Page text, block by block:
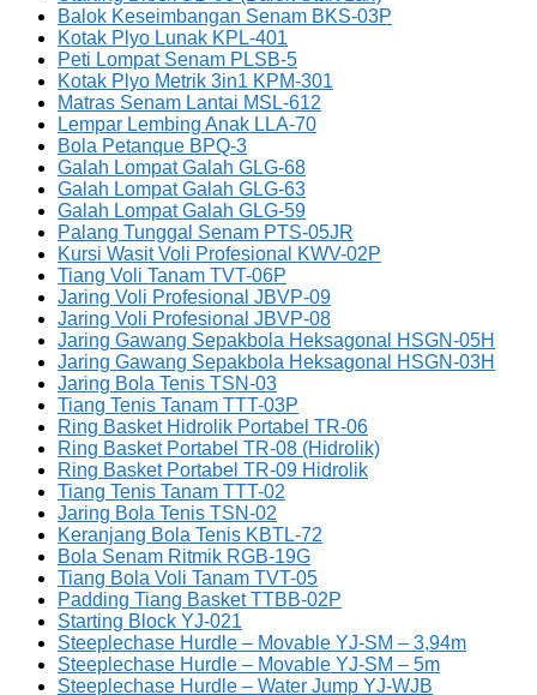
Balok Keseimbangan Senam BKS-03P
Kotak Plyo Lunak KPL-401
Peti Lompat Senam PLSB-5
Kotak Plyo Metrik 3in1 KPM-301
Matras Senam Lantai MSL-612
Lempar Lembing Anak LLA-70
Bola Petanque BPQ-3
Galah Lompat Galah GLG-68
Galah Lompat Galah GLG-63
Galah Lompat Galah GLG-59
Palang Tunggal Senam PTS-05JR
Kursi Wasit Voli Profesional KWV-02P
Tiang Voli Tanam TVT-06P
Jaring Voli Profesional JBVP-09
Jaring Voli Profesional JBVP-08
Jaring Gawang Sepakbola Heksagonal HSGN-05H
Jaring Gawang Sepakbola Heksagonal HSGN-03H
Jaring Bola Tenis TSN-03
Tiang Tenis Tanam TTT-03P
Ring Basket Hidrolik Portabel TR-06
Ring Basket Portabel TR-08 (Hidrolik)
Ring Basket Portabel TR-09 Hidrolik
Tiang Tenis Tanam TTT-02
Jaring Bola Tenis TSN-02
Keranjang Bola Tenis KBTL-72
Bola Senam Ritmik RGB-19G
Tiang Bola Voli Tanam TVT-05
Padding Tiang Basket TTBB-02P
Starting Block YJ-021
Steeplechase Hurdle – Movable YJ-SM – 3,94m
Steeplechase Hurdle – Movable YJ-SM – 5m
Steeplechase Hurdle – Water Jump YJ-WJB